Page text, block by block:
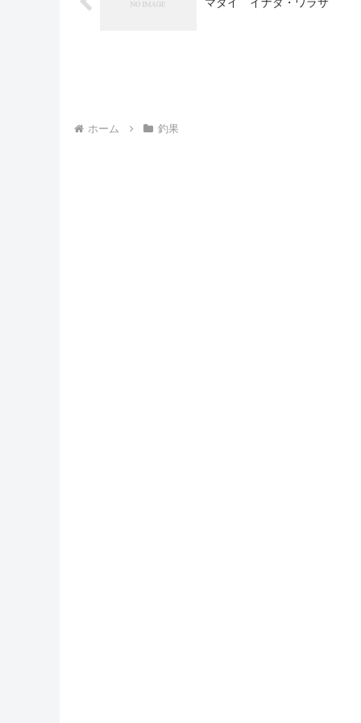
マダイ イナダ・ワラサ
ホーム 釣果